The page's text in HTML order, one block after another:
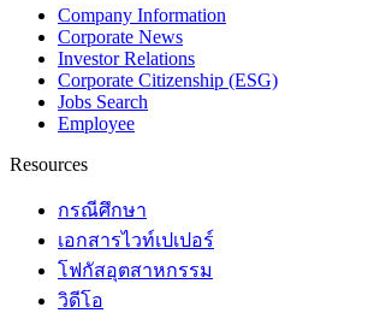
Company Information
Corporate News
Investor Relations
Corporate Citizenship (ESG)
Jobs Search
Employee
Resources
กรณีศึกษา
เอกสารไวท์เปเปอร์
โฟกัสอุตสาหกรรม
วิดีโอ